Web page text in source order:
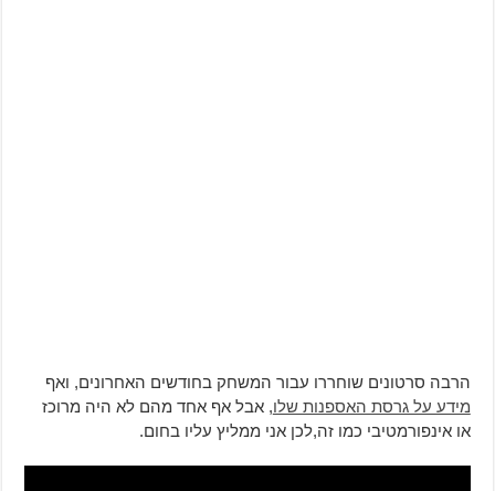
הרבה סרטונים שוחררו עבור המשחק בחודשים האחרונים, ואף
מידע על גרסת האספנות שלו, אבל אף אחד מהם לא היה מרוכז
או אינפורמטיבי כמו זה,לכן אני ממליץ עליו בחום.